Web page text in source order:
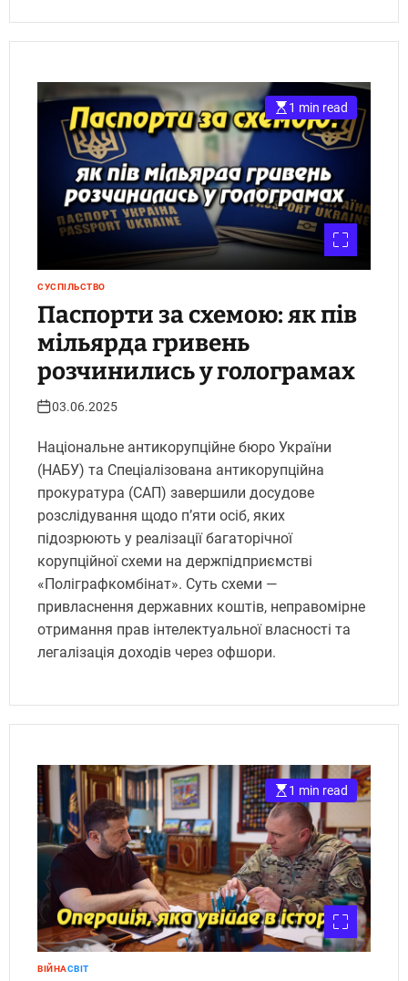
1 min read
СУСПІЛЬСТВО
Паспорти за схемою: як пів
мільярда гривень
розчинились у голограмах
03.06.2025
Національне антикорупційне бюро України
(НАБУ) та Спеціалізована антикорупційна
прокуратура (САП) завершили досудове
розслідування щодо п’яти осіб, яких
підозрюють у реалізації багаторічної
корупційної схеми на держпідприємстві
«Поліграфкомбінат». Суть схеми —
привласнення державних коштів, неправомірне
отримання прав інтелектуальної власності та
легалізація доходів через офшори.
1 min read
ВІЙНАСВІТ